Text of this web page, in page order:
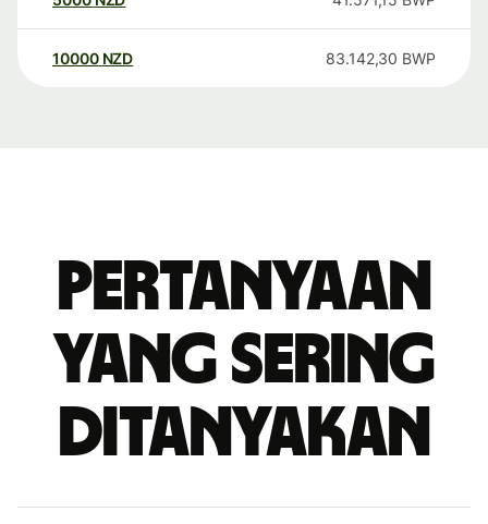
10000 NZD 83.142,30 BWP
Pertanyaan
yang sering
ditanyakan